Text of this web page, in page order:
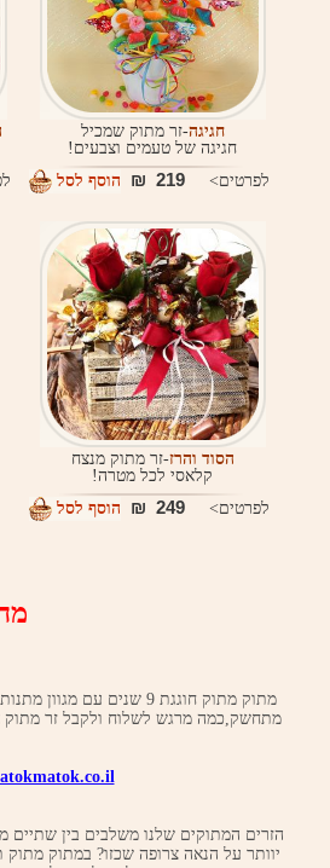
חגיגה-זר מתוק שמכיל
חגיגה של טעמים וצבעים!
לפרטים>219 ₪ הוסף לסל
הסוד והרז-זר מתוק מנצח
קלאסי לכל מטרה!
לפרטים>249 ₪ הוסף לסל
מחיר
מתוק מתוק חוגגת 9 שנים
מתחשק,כמה מרגש לשלוח ולקבל זר מתוק
יוותר על הנאה צרופה שכזו? במתוק